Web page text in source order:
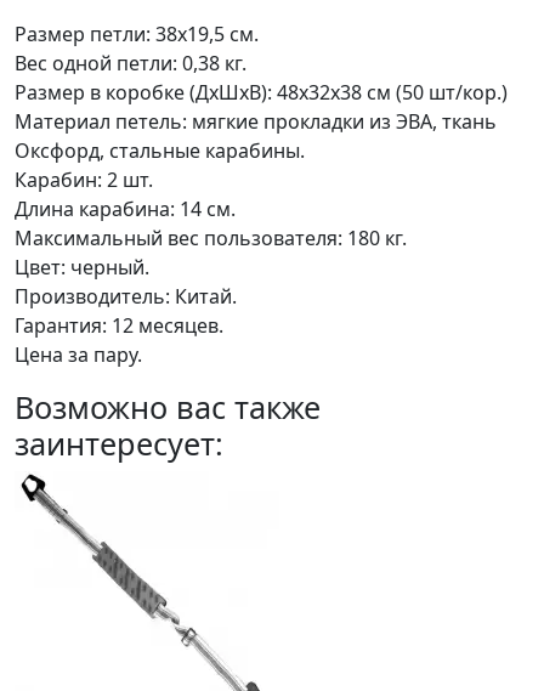
Размер петли: 38х19,5 см.
Вес одной петли: 0,38 кг.
Размер в коробке (ДхШхВ): 48х32х38 см (50 шт/кор.)
Материал петель: мягкие прокладки из ЭВА, ткань
Оксфорд, стальные карабины.
Карабин: 2 шт.
Длина карабина: 14 см.
Максимальный вес пользователя: 180 кг.
Цвет: черный.
Производитель: Китай.
Гарантия: 12 месяцев.
Цена за пару.
Возможно вас также
заинтересует: